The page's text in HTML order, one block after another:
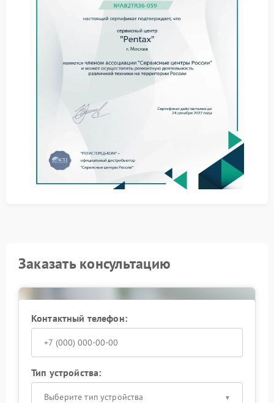
Как проводится обслуживание
Работы выполняются по установленному регламенту
разборка корпуса и локализация зон воздействия
очистка электронных и механических элементов;
сборка и контрольная диагностика.
Сервисный центр Pentax применяет оригинальные
комплектующие и точные настройки, что позволяет
вернуть камере стабильную работу и сохранить ее
эксплуатационные характеристики.
Заказать консультацию
Контактный телефон:
Тип устройства:
Выберите тип устройства